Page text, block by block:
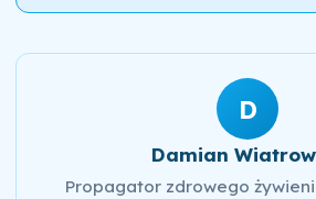
D
Damian
Propagator zdrowego